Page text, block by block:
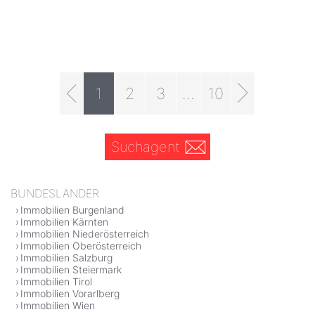
1 2 3 10
Suchagent
BUNDESLÄNDER
Immobilien Burgenland
Immobilien Kärnten
Immobilien Niederösterreich
Immobilien Oberösterreich
Immobilien Salzburg
Immobilien Steiermark
Immobilien Tirol
Immobilien Vorarlberg
Immobilien Wien